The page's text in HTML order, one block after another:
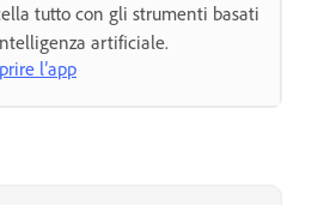
tutto con gli strumenti basati
artificiale.
l’app